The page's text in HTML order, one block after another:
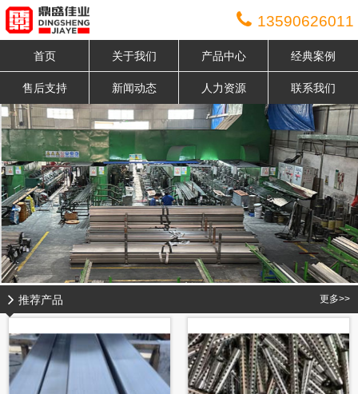
13590626011
首页 关于我们 产品中心 经典案例
售后支持 新闻动态 人力资源 联系我们
更多>>
推荐产品